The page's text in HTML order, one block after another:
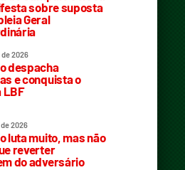
sobre suposta
Geral
2026
despacha
e conquista o
LBF
2026
luta muito, mas não
reverter
do adversário